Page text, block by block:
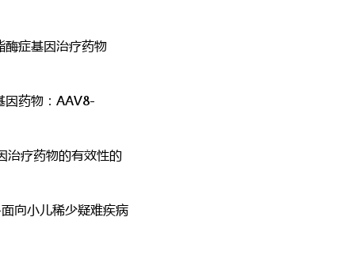
症基因治疗药物
因药物：AAV8-
治疗药物的有效性的
向小儿稀少疑难疾病